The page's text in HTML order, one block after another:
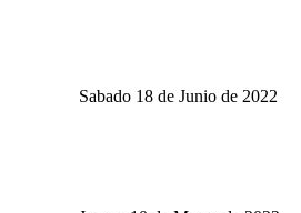
Sabado 18 de Junio de 2022